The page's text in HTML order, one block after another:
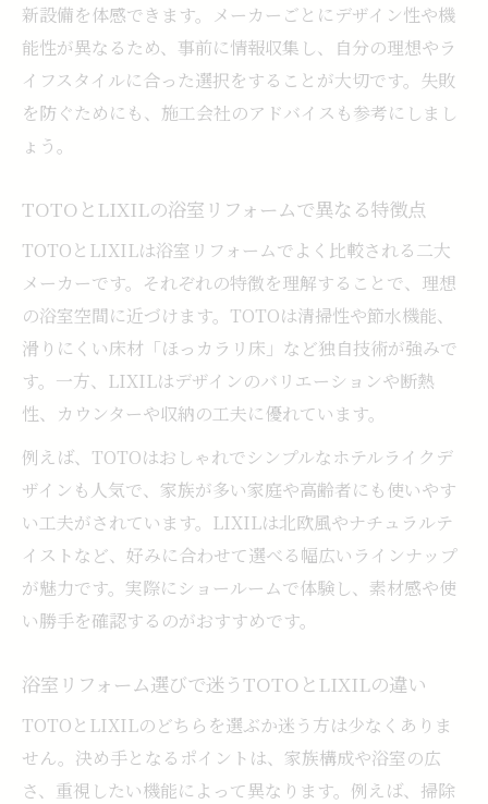
新設備を体感できます。メーカーごとにデザイン性や機
能性が異なるため、事前に情報収集し、自分の理想やラ
イフスタイルに合った選択をすることが大切です。失敗
を防ぐためにも、施工会社のアドバイスも参考にしまし
ょう。
TOTOとLIXILの浴室リフォームで異なる特徴点
TOTOとLIXILは浴室リフォームでよく比較される二大
メーカーです。それぞれの特徴を理解することで、理想
の浴室空間に近づけます。TOTOは清掃性や節水機能、
滑りにくい床材「ほっカラリ床」など独自技術が強みで
す。一方、LIXILはデザインのバリエーションや断熱
性、カウンターや収納の工夫に優れています。
例えば、TOTOはおしゃれでシンプルなホテルライクデ
ザインも人気で、家族が多い家庭や高齢者にも使いやす
い工夫がされています。LIXILは北欧風やナチュラルテ
イストなど、好みに合わせて選べる幅広いラインナップ
が魅力です。実際にショールームで体験し、素材感や使
い勝手を確認するのがおすすめです。
浴室リフォーム選びで迷うTOTOとLIXILの違い
TOTOとLIXILのどちらを選ぶか迷う方は少なくありま
せん。決め手となるポイントは、家族構成や浴室の広
さ、重視したい機能によって異なります。例えば、掃除